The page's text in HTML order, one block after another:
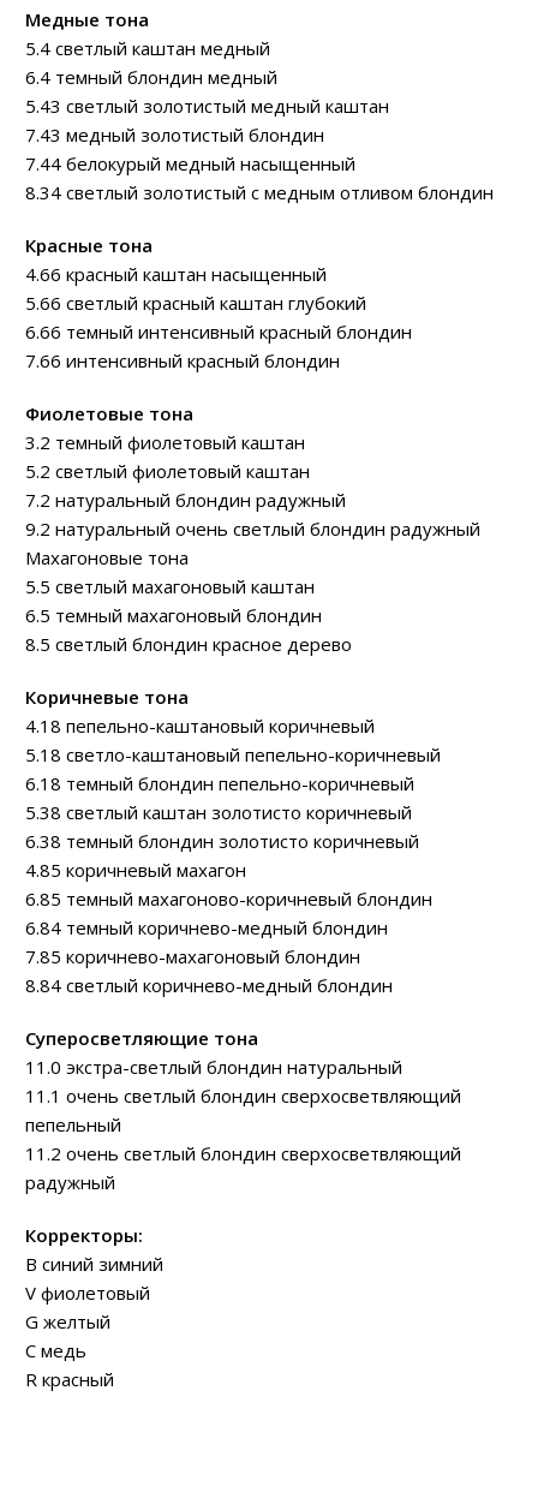
Медные тона
5.4 светлый каштан медный
6.4 темный блондин медный
5.43 светлый золотистый медный каштан
7.43 медный золотистый блондин
7.44 белокурый медный насыщенный
8.34 светлый золотистый с медным отливом блондин
Красные тона
4.66 красный каштан насыщенный
5.66 светлый красный каштан глубокий
6.66 темный интенсивный красный блондин
7.66 интенсивный красный блондин
Фиолетовые тона
3.2 темный фиолетовый каштан
5.2 светлый фиолетовый каштан
7.2 натуральный блондин радужный
9.2 натуральный очень светлый блондин радужный
Махагоновые тона
5.5 светлый махагоновый каштан
6.5 темный махагоновый блондин
8.5 светлый блондин красное дерево
Коричневые тона
4.18 пепельно-каштановый коричневый
5.18 светло-каштановый пепельно-коричневый
6.18 темный блондин пепельно-коричневый
5.38 светлый каштан золотисто коричневый
6.38 темный блондин золотисто коричневый
4.85 коричневый махагон
6.85 темный махагоново-коричневый блондин
6.84 темный коричнево-медный блондин
7.85 коричнево-махагоновый блондин
8.84 светлый коричнево-медный блондин
Суперосветляющие тона
11.0 экстра-светлый блондин натуральный
11.1 очень светлый блондин сверхосветвляющий
пепельный
11.2 очень светлый блондин сверхосветвляющий
радужный
Корректоры:
B синий зимний
V фиолетовый
G желтый
C медь
R красный